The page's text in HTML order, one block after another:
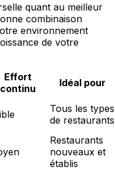
quant au meilleur
combinaison
environnement
de votre
Effort
continu
Idéal pour
Tous les types
de restaurants
Restaurants
nouveaux et
établis